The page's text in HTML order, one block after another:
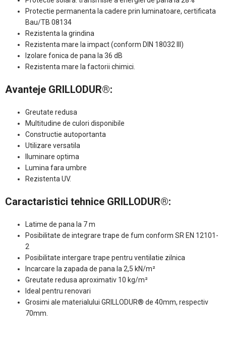
Protectie permanenta la cadere prin luminatoare, certificata
Bau/TB 08134
Rezistenta la grindina
Rezistenta mare la impact (conform DIN 18032 III)
Izolare fonica de pana la 36 dB
Rezistenta mare la factorii chimici.
Avanteje GRILLODUR®:
Greutate redusa
Multitudine de culori disponibile
Constructie autoportanta
Utilizare versatila
Iluminare optima
Lumina fara umbre
Rezistenta UV.
Caractaristici tehnice GRILLODUR®:
Latime de pana la 7 m
Posibilitate de integrare trape de fum conform SR EN 12101-
2
Posibilitate intergare trape pentru ventilatie zilnica
Incarcare la zapada de pana la 2,5 kN/m²
Greutate redusa aproximativ 10 kg/m²
Ideal pentru renovari
Grosimi ale materialului GRILLODUR® de 40mm, respectiv
70mm.